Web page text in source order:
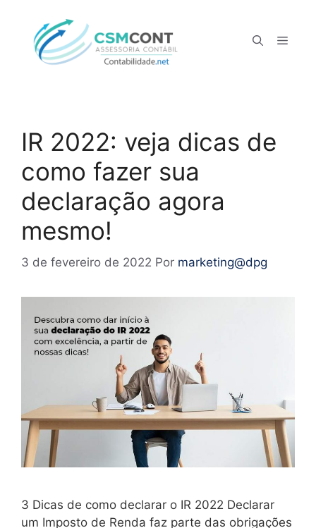
declarar o IR 2022
IR 2022: veja dicas de
como fazer sua
declaração agora
mesmo!
3 de fevereiro de 2022 Por marketing@dpg
3 Dicas de como declarar o IR 2022 Declarar
um Imposto de Renda faz parte das obrigações